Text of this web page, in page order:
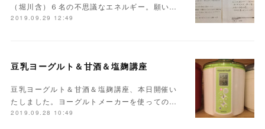
（堀川含）６名の不思議なエネルギー。願い…
2019.09.29 12:49
豆乳ヨーグルト＆甘酒＆塩麹講座
豆乳ヨーグルト＆甘酒＆塩麹講座、本日開催い
たしました。ヨーグルトメーカーを使っての…
2019.09.28 10:49